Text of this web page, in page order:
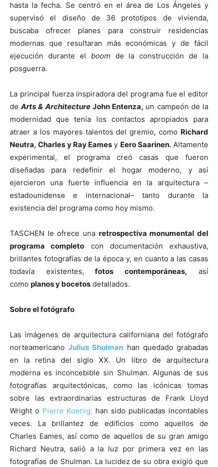
hasta la fecha. Se centró en el área de Los Ángeles y
supervisó el diseño de 36 prototipos de vivienda,
buscaba ofrecer planes para construir residencias
modernas que resultaran más económicas y de fácil
ejecución durante el boomde la construcción de la
posguerra.
La principal fuerza inspiradora del programa fue el editor
deArts & Architecture John Entenza, un campeón de la
modernidad que tenía los contactos apropiados para
atraer a los mayores talentos del gremio, como Richard
Neutra, Charles y Ray Eames y Eero Saarinen.Altamente
experimental, el programa creó casas que fueron
diseñadas para redefinir el hogar moderno, y así
ejercieron una fuerte influencia en la arquitectura –
estadounidense e internacional– tanto durante la
existencia del programa como hoy mismo.
TASCHEN le ofrece una retrospectiva monumental del
programa completo con documentación exhaustiva,
brillantes fotografías de la época y, en cuanto a las casas
todavía existentes, fotos contemporáneas, así
como planos y bocetos detallados.
Sobre el fotógrafo
Las imágenes de arquitectura californiana del fotógrafo
norteamericanoJulius Shulman han quedado grabadas
en la retina del siglo XX. Un libro de arquitectura
moderna es inconcebible sin Shulman. Algunas de sus
fotografías arquitectónicas, como las icónicas tomas
sobre las extraordinarias estructuras de Frank Lloyd
Wright o Pierre Koenig, han sido publicadas incontables
veces. La brillantez de edificios como aquellos de
Charles Eames, así como de aquellos de su gran amigo
Richard Neutra, salió a la luz por primera vez en las
fotografías de Shulman. La lucidez de su obra exigió que